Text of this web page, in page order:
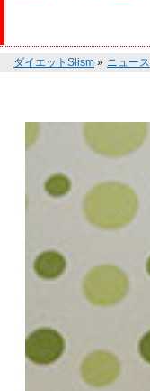
ダイエットSlism » ニュース